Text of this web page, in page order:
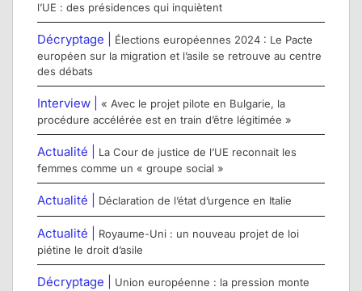
l’UE : des présidences qui inquiètent
Décryptage |
Élections européennes 2024 : Le Pacte
européen sur la migration et l’asile se retrouve au centre
des débats
Interview |
« Avec le projet pilote en Bulgarie, la
procédure accélérée est en train d’être légitimée »
Actualité |
La Cour de justice de l’UE reconnait les
femmes comme un « groupe social »
Actualité | Déclaration de l’état d’urgence en Italie
Actualité |
Royaume-Uni : un nouveau projet de loi
piétine le droit d’asile
Décryptage |
Union européenne : la pression monte